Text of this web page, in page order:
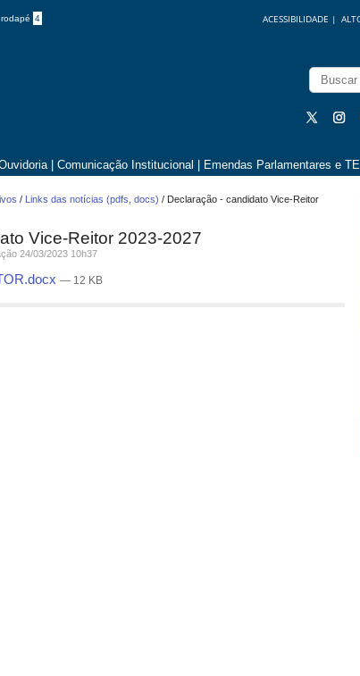
4 ACESSIBILIDADE |
Comunicação Institucional Emendas Parlamentares e
/ Links das notícias (pdfs, docs) / Declaração - candidato Vice-Reitor
Vice-Reitor 2023-2027
24/03/2023 10h37
— 12 KB